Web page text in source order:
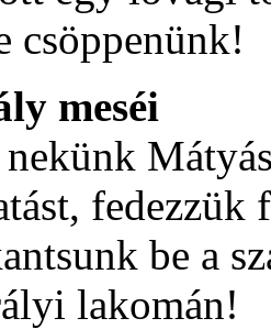
csöppenünk!
meséi
be a
lakomán!